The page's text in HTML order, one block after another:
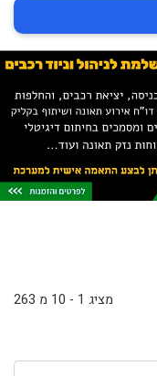
מציג 1 - 10 מ 263